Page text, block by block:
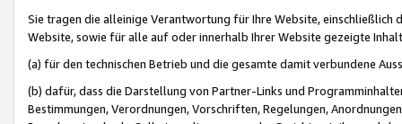
Sie tragen die alleinige Verantwortung für Ihre Website,
Website, sowie für alle auf oder innerhalb Ihrer Website gezeigte
(a) für den technischen Betrieb und die gesamte damit verbundene
(b) dafür, dass die Darstellung von Partner-Links und
Bestimmungen, Verordnungen, Vorschriften, Regelungen,